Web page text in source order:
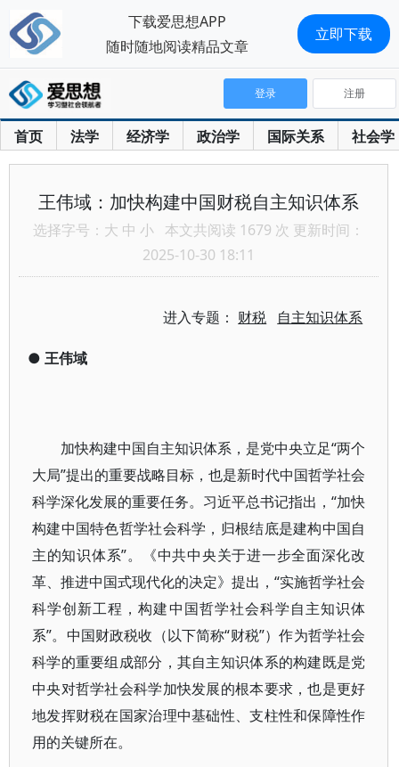
首页 法学 经济学 政治学 国际关系 社会学
登录 注册
王伟域：加快构建中国财税自主知识体系
选择字号： 大 中 小 本文共阅读 1679 次 更新时间：
2025-10-30 18:11
进入专题： 财税 自主知识体系
● 王伟域
加快构建中国自主知识体系，是党中央立足“两个
大局”提出的重要战略目标，也是新时代中国哲学社会
科学深化发展的重要任务。习近平总书记指出，“加快
构建中国特色哲学社会科学，归根结底是建构中国自
主的知识体系”。《中共中央关于进一步全面深化改
革、推进中国式现代化的决定》提出，“实施哲学社会
科学创新工程，构建中国哲学社会科学自主知识体
系”。中国财政税收（以下简称“财税”）作为哲学社会
科学的重要组成部分，其自主知识体系的构建既是党
中央对哲学社会科学加快发展的根本要求，也是更好
地发挥财税在国家治理中基础性、支柱性和保障性作
用的关键所在。
下载爱思想APP
随时随地阅读精品文章
立即下载